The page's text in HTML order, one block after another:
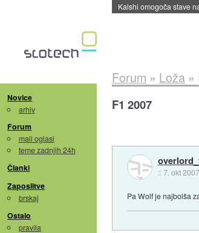
Sandisk že prodal več
Novice
arhiv
Forum
mali oglasi
teme zadnjih 24h
Članki
Zaposlitve
brskaj
Ostalo
pravila
Forum » Loža»
F1 2007
::7. okt
Pa Wolf je najbolša